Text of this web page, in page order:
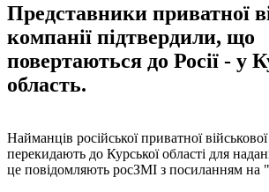
Представники приватної
компанії підтвердили, що
повертаються до Росії - у
область.
Найманців російської приватної
перекидають до Курської області для
це повідомляють росЗМІ з посиланням на